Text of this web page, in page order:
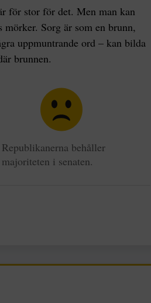
för stor för det. Men man kan
mörker. Sorg är som en brunn,
uppmuntrande ord – kan bilda
brunnen.
Republikanerna behåller
majoriteten i senaten.